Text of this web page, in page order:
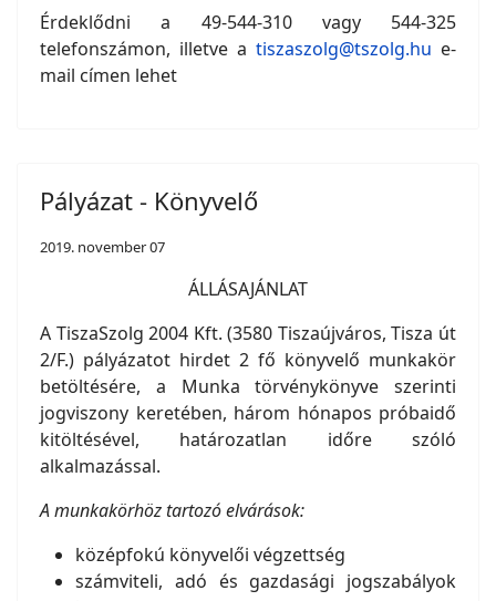
Érdeklődni a 49-544-310 vagy 544-325
telefonszámon, illetve a tiszaszolg@tszolg.hu e-
mail címen lehet
Pályázat - Könyvelő
2019. november 07
ÁLLÁSAJÁNLAT
A TiszaSzolg 2004 Kft. (3580 Tiszaújváros, Tisza út
2/F.) pályázatot hirdet 2 fő könyvelő munkakör
betöltésére, a Munka törvénykönyve szerinti
jogviszony keretében, három hónapos próbaidő
kitöltésével, határozatlan időre szóló
alkalmazással.
A munkakörhöz tartozó elvárások:
középfokú könyvelői végzettség
számviteli, adó és gazdasági jogszabályok